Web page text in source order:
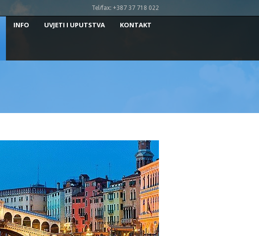
Tel/fax: +387 37 718 022
INFO UVJETI I UPUTSTVA KONTAKT